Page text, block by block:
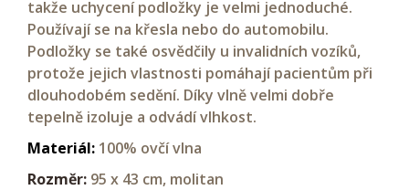
takže uchycení podložky je velmi jednoduché.
Používají se na křesla nebo do automobilu.
Podložky se také osvědčily u invalidních vozíků,
protože jejich vlastnosti pomáhají pacientům při
dlouhodobém sedění. Díky vlně velmi dobře
tepelně izoluje a odvádí vlhkost.
Materiál: 100% ovčí vlna
Rozměr: 95 x 43 cm, molitan